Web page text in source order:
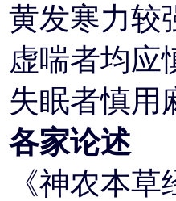
黄发寒力较
虚喘者均应
失眠者慎用
各家论述
《神农本